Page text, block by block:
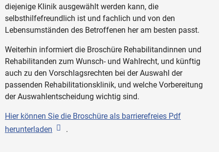
diejenige Klinik ausgewählt werden kann, die
selbsthilfefreundlich ist und fachlich und von den
Lebensumständen des Betroffenen her am besten passt.
Weiterhin informiert die Broschüre Rehabilitandinnen und
Rehabilitanden zum Wunsch- und Wahlrecht, und künftig
auch zu den Vorschlagsrechten bei der Auswahl der
passenden Rehabilitationsklinik, und welche Vorbereitung
der Auswahlentscheidung wichtig sind.
Hier können Sie die Broschüre als barrierefreies Pdf
herunterladen
.